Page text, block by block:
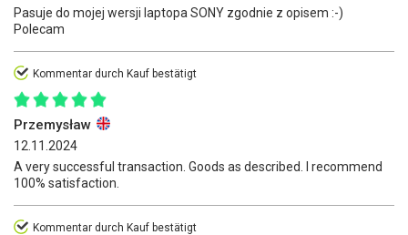
Pasuje do mojej wersji laptopa SONY zgodnie z opisem :-)
Polecam
Kommentar durch Kauf bestätigt
Przemysław
12.11.2024
A very successful transaction. Goods as described. I recommend
100% satisfaction.
Kommentar durch Kauf bestätigt